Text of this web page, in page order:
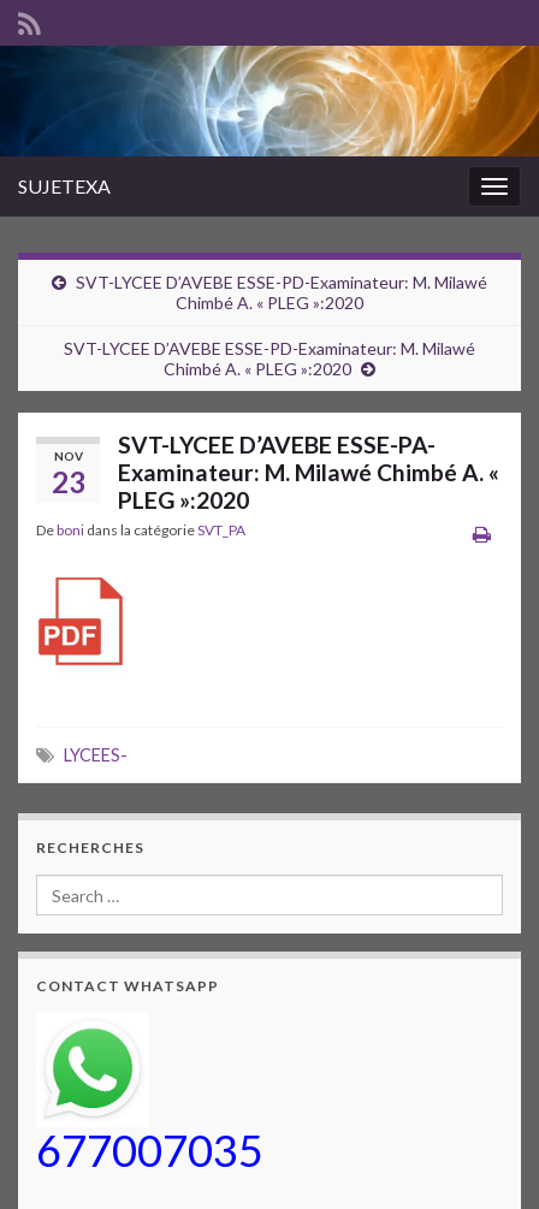
SUJETEXA
SVT-LYCEE D’AVEBE ESSE-PD-Examinateur: M. Milawé
Chimbé A. « PLEG »:2020
SVT-LYCEE D’AVEBE ESSE-PD-Examinateur: M. Milawé
Chimbé A. « PLEG »:2020
NOV
23
SVT-LYCEE D’AVEBE ESSE-PA-
Examinateur: M. Milawé Chimbé A. «
PLEG »:2020
Deboni dans la catégorieSVT_PA
LYCEES-
RECHERCHES
CONTACT WHATSAPP
677007035